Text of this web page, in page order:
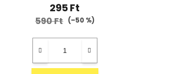
295 Ft
590 Ft (–50 %)